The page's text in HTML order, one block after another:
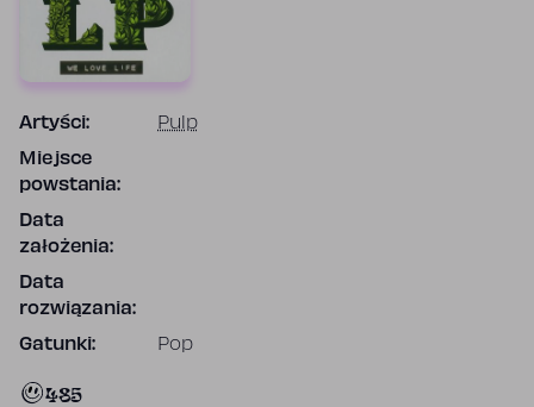
Artyści: Pulp
Miejsce
powstania:
Data
założenia:
Data
rozwiązania:
Gatunki: Pop
485